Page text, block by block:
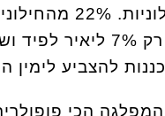
ורק 10% מהחילוניות.
להצביע לימין
הכי